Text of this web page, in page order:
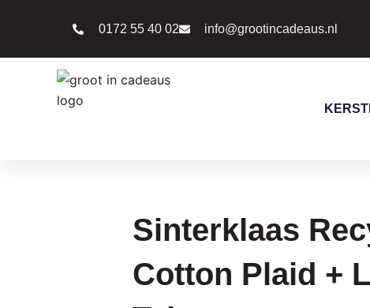
0172 55 40 02 info@grootincadeaus.nl
Sinterklaas
Cotton Plaid +